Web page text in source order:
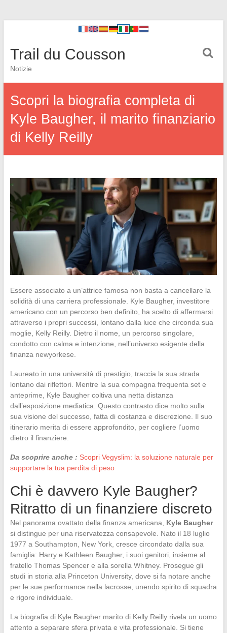
Trail du Cousson
Notizie
Scopri la biografia completa di
Kyle Baugher, il marito finanziario
di Kelly Reilly
Essere associato a un’attrice famosa non basta a cancellare la
solidità di una carriera professionale. Kyle Baugher, investitore
americano con un percorso ben definito, ha scelto di affermarsi
attraverso i propri successi, lontano dalla luce che circonda sua
moglie, Kelly Reilly. Dietro il nome, un percorso singolare,
condotto con calma e intenzione, nell’universo esigente della
finanza newyorkese.
Laureato in una università di prestigio, traccia la sua strada
lontano dai riflettori. Mentre la sua compagna frequenta set e
anteprime, Kyle Baugher coltiva una netta distanza
dall’esposizione mediatica. Questo contrasto dice molto sulla
sua visione del successo, fatta di costanza e discrezione. Il suo
itinerario merita di essere approfondito, per cogliere l’uomo
dietro il finanziere.
Da scoprire anche : Scopri Vegyslim: la soluzione naturale per
supportare la tua perdita di peso
Chi è davvero Kyle Baugher?
Ritratto di un finanziere discreto
Nel panorama ovattato della finanza americana, Kyle Baugher
si distingue per una riservatezza consapevole. Nato il 18 luglio
1977 a Southampton, New York, cresce circondato dalla sua
famiglia: Harry e Kathleen Baugher, i suoi genitori, insieme al
fratello Thomas Spencer e alla sorella Whitney. Prosegue gli
studi in storia alla Princeton University, dove si fa notare anche
per le sue performance nella lacrosse, unendo spirito di squadra
e rigore individuale.
La biografia di Kyle Baugher marito di Kelly Reilly rivela un uomo
attento a separare sfera privata e vita professionale. Si tiene